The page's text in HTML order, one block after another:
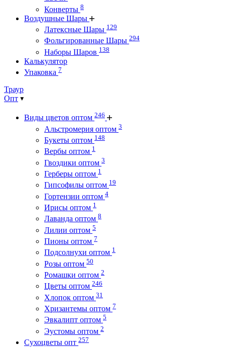
Конверты 8
Воздушные Шары
Латексные Шары 129
Фольгированные Шары 294
Наборы Шаров 138
Калькулятор
Упаковка 7
Траур
Опт
Виды цветов оптом 246
Альстромерия оптом 3
Букеты оптом 148
Вербы оптом 1
Гвоздики оптом 3
Герберы оптом 1
Гипсофилы оптом 19
Гортензии оптом 4
Ирисы оптом 1
Лаванда оптом 8
Лилии оптом 5
Пионы оптом 7
Подсолнухи оптом 1
Розы оптом 50
Ромашки оптом 2
Цветы оптом 246
Хлопок оптом 31
Хризантемы оптом 7
Эвкалипт оптом 5
Эустомы оптом 2
Сухоцветы опт 257